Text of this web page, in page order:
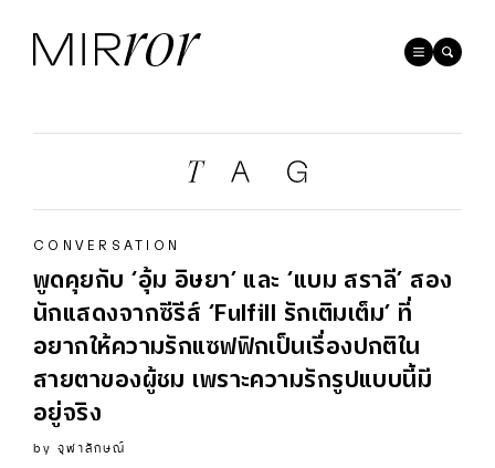
CONVERSATION
พูดคุยกับ ‘อุ้ม อิษยา’ และ ‘แบม สราลี’ สอง
นักแสดงจากซีรีส์ ‘Fulfill รักเติมเต็ม’ ที่
อยากให้ความรักแซฟฟิกเป็นเรื่องปกติใน
สายตาของผู้ชม เพราะความรักรูปแบบนี้มี
อยู่จริง
by จุฬาลักษณ์